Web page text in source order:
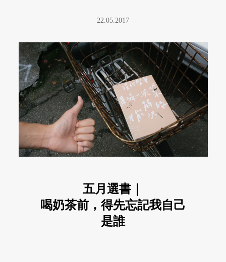
22.05.2017
五月選書｜
喝奶茶前，得先忘記我自己
是誰